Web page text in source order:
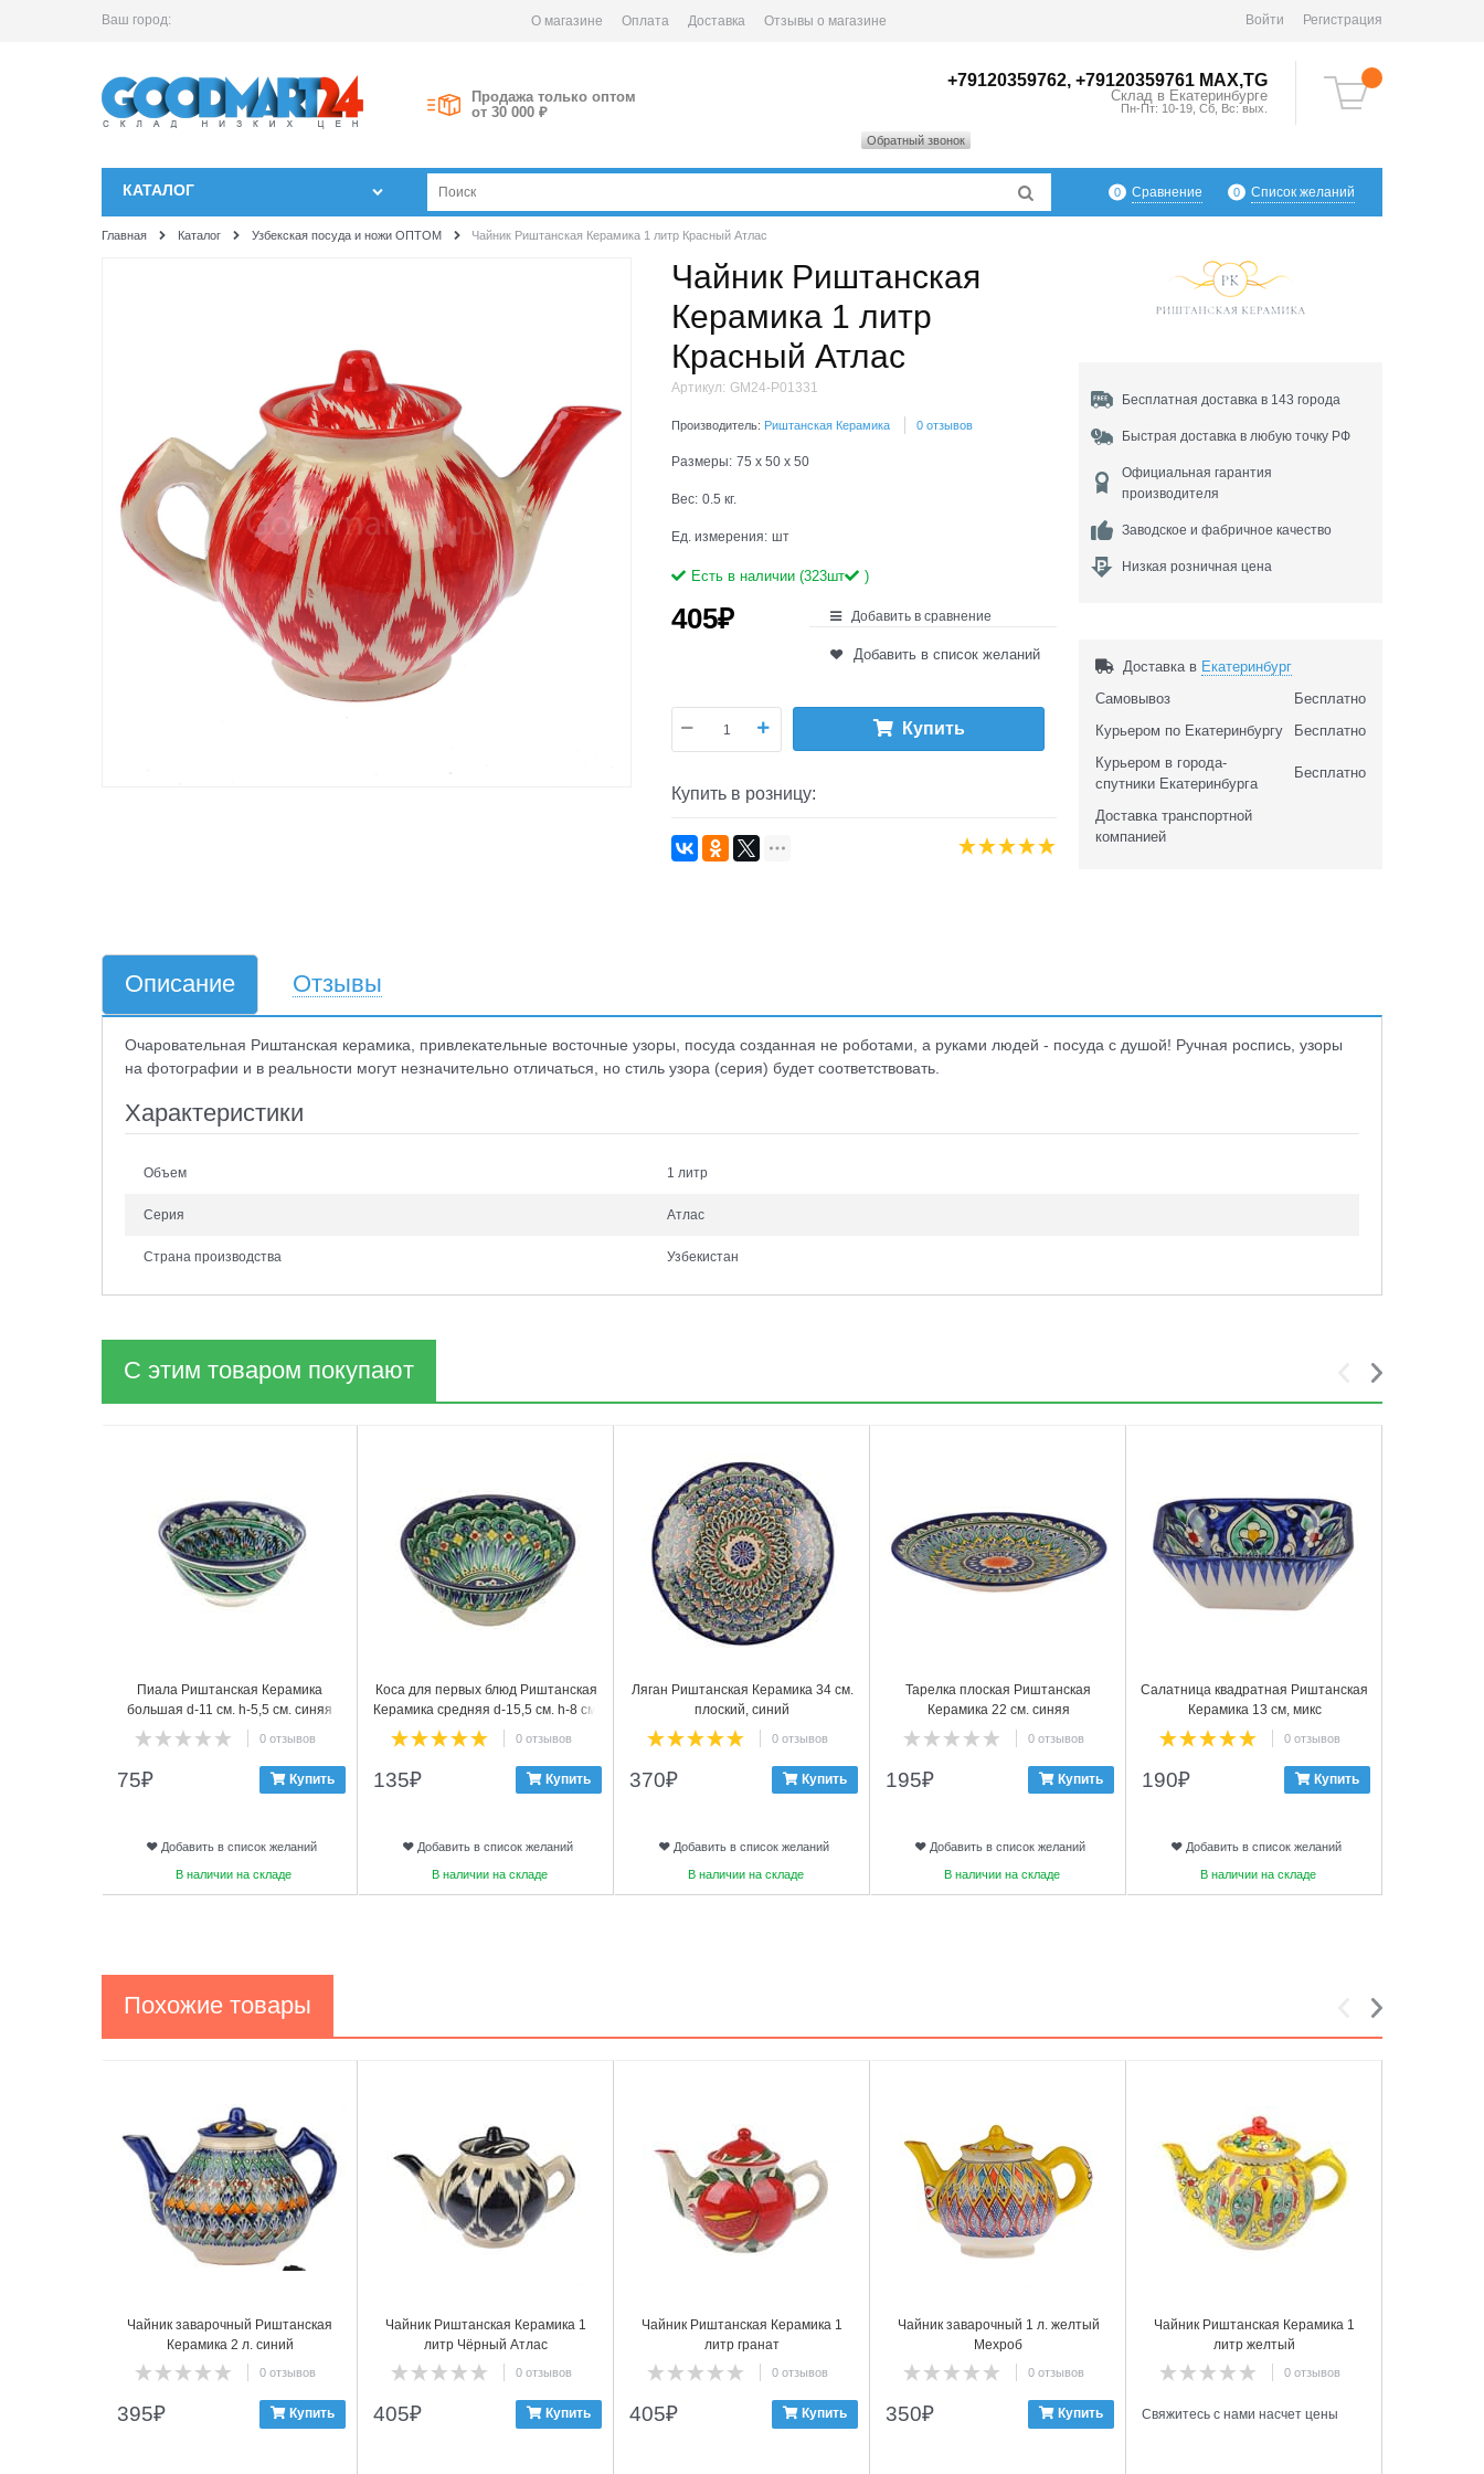
Ваш город: О магазине Оплата Доставка Отзывы о магазине Войти Регистрация
Продажа только оптом
от 30 000 ₽
+79120359762, +79120359761 MAX,TG
Склад в Екатеринбурге
Пн-Пт: 10-19, Сб, Вс: вых.
Обратный звонок
КАТАЛОГ 0 Сравнение 0 Список желаний
Главная Каталог Узбекская посуда и ножи ОПТОМ Чайник Риштанская Керамика 1 литр Красный Атлас
Чайник Риштанская
Керамика 1 литр
Красный Атлас
Артикул: GM24-P01331
Производитель: Риштанская Керамика 0 отзывов
Размеры: 75 x 50 x 50
Вес: 0.5 кг.
Ед. измерения: шт
Есть в наличии (323шт )
405₽ Добавить в сравнение
Добавить в список желаний
Купить
Купить в розницу:
Бесплатная доставка в 143 города
Быстрая доставка в любую точку РФ
Официальная гарантия
производителя
Заводское и фабричное качество
Низкая розничная цена
Доставка в Екатеринбург
Самовывоз
Бесплатно
Курьером по Екатеринбургу
Бесплатно
Курьером в города-
спутники Екатеринбурга
Бесплатно
Доставка транспортной
компанией
Описание Отзывы
Очаровательная Риштанская керамика, привлекательные восточные узоры, посуда созданная не роботами, а руками людей - посуда с душой! Ручная роспись, узоры
на фотографии и в реальности могут незначительно отличаться, но стиль узора (серия) будет соответствовать.
Характеристики
Объем 1 литр
Серия Атлас
Страна производства Узбекистан
С этим товаром покупают
Пиала Риштанская Керамика
большая d-11 см. h-5,5 см. синяя
0 отзывов
75₽ Купить
Добавить в список желаний
В наличии на складе
Коса для первых блюд Риштанская
Керамика средняя d-15,5 см. h-8 см.
синяя
0 отзывов
135₽ Купить
Добавить в список желаний
В наличии на складе
Ляган Риштанская Керамика 34 см.
плоский, синий
0 отзывов
370₽ Купить
Добавить в список желаний
В наличии на складе
Тарелка плоская Риштанская
Керамика 22 см. синяя
0 отзывов
195₽ Купить
Добавить в список желаний
В наличии на складе
Салатница квадратная Риштанская
Керамика 13 см, микс
0 отзывов
190₽ Купить
Добавить в список желаний
В наличии на складе
Похожие товары
Чайник заварочный Риштанская
Керамика 2 л. синий
0 отзывов
395₽ Купить
Чайник Риштанская Керамика 1
литр Чёрный Атлас
0 отзывов
405₽ Купить
Чайник Риштанская Керамика 1
литр гранат
0 отзывов
405₽ Купить
Чайник заварочный 1 л. желтый
Мехроб
0 отзывов
350₽ Купить
Чайник Риштанская Керамика 1
литр желтый
0 отзывов
Свяжитесь с нами насчет цены